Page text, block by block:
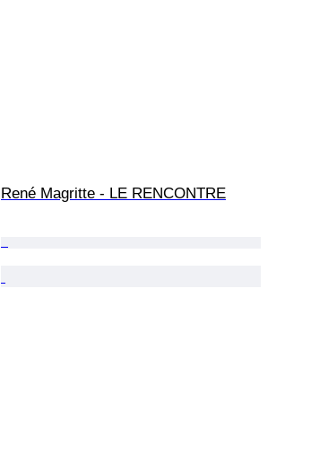
René Magritte - LE RENCONTRE